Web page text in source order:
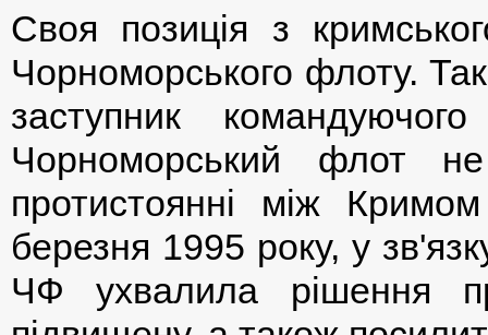
Своя позиція з
Чорноморського флоту.
заступник
Чорноморський флот
протистоянні між
березня 1995 року, у
ЧФ ухвалила рішення